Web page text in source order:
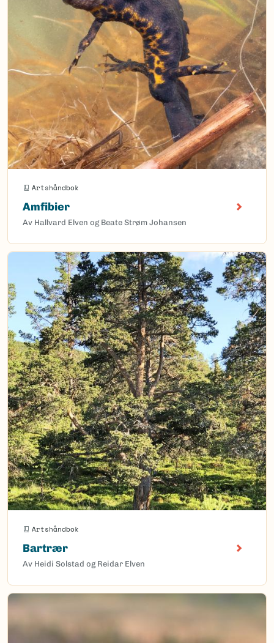
Artshåndbok
Amfibier
Av Hallvard Elven og Beate Strøm Johansen
Artshåndbok
Bartrær
Av Heidi Solstad og Reidar Elven